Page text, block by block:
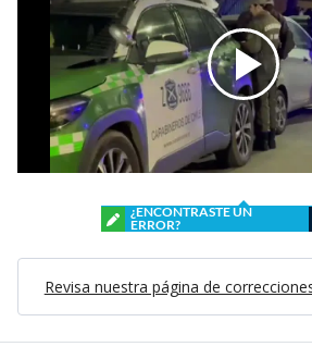
¿ENCONTRASTE UN
ERROR?
Revisa nuestra página de